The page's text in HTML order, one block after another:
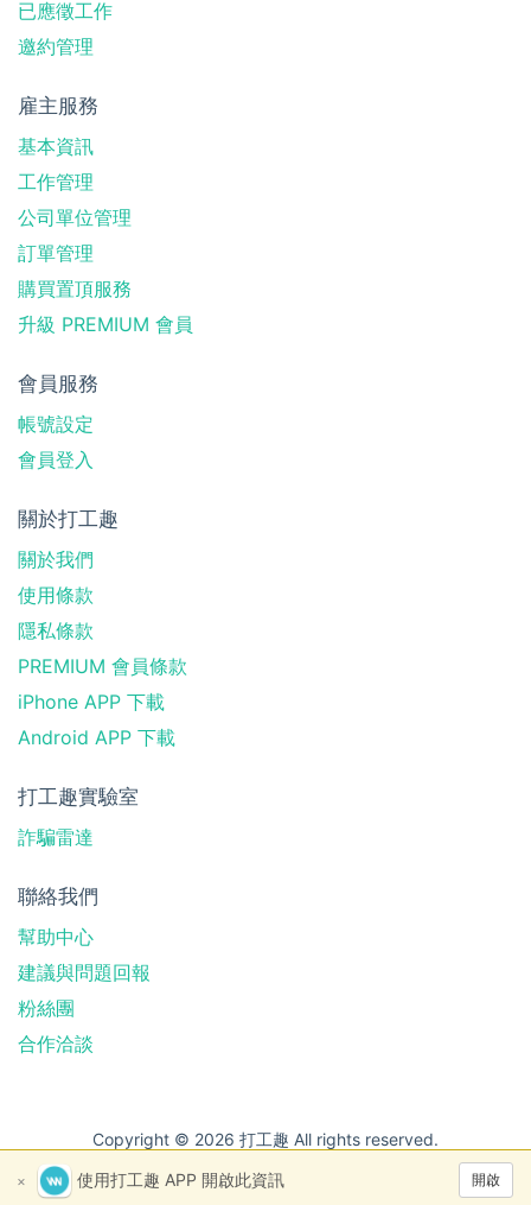
× 使用打工趣 APP 開啟此資訊 開啟
已應徵工作
邀約管理
雇主服務
基本資訊
工作管理
公司單位管理
訂單管理
購買置頂服務
升級 PREMIUM 會員
會員服務
帳號設定
會員登入
關於打工趣
關於我們
使用條款
隱私條款
PREMIUM 會員條款
iPhone APP 下載
Android APP 下載
打工趣實驗室
詐騙雷達
聯絡我們
幫助中心
建議與問題回報
粉絲團
合作洽談
Copyright © 2026 打工趣 All rights reserved.